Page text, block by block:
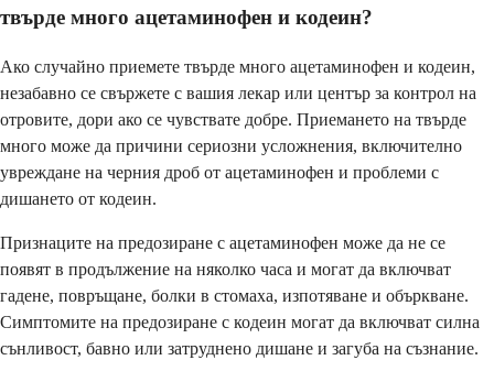
твърде много ацетаминофен и кодеин?
Ако случайно приемете твърде много ацетаминофен и кодеин,
незабавно се свържете с вашия лекар или център за контрол на
отровите, дори ако се чувствате добре. Приемането на твърде
много може да причини сериозни усложнения, включително
увреждане на черния дроб от ацетаминофен и проблеми с
дишането от кодеин.
Признаците на предозиране с ацетаминофен може да не се
появят в продължение на няколко часа и могат да включват
гадене, повръщане, болки в стомаха, изпотяване и объркване.
Симптомите на предозиране с кодеин могат да включват силна
сънливост, бавно или затруднено дишане и загуба на съзнание.